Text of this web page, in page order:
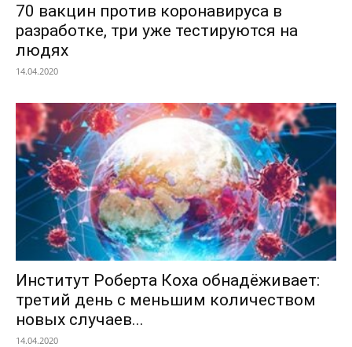
70 вакцин против коронавируса в
разработке, три уже тестируются на
людях
14.04.2020
Институт Роберта Коха обнадёживает:
третий день с меньшим количеством
новых случаев...
14.04.2020